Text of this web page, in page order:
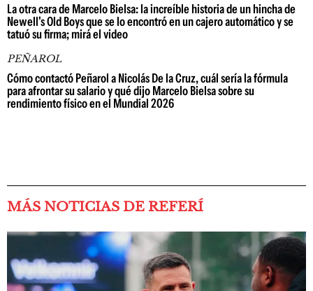
La otra cara de Marcelo Bielsa: la increíble historia de un hincha de
Newell's Old Boys que se lo encontró en un cajero automático y se
tatuó su firma; mirá el video
PEÑAROL
Cómo contactó Peñarol a Nicolás De la Cruz, cuál sería la fórmula
para afrontar su salario y qué dijo Marcelo Bielsa sobre su
rendimiento físico en el Mundial 2026
MÁS NOTICIAS DE REFERÍ